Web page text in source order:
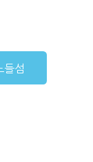
들섬